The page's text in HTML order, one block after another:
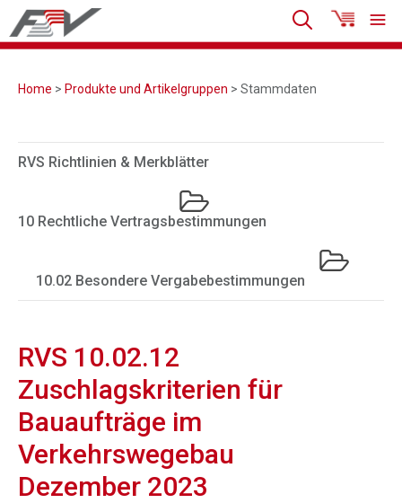
Home > Produkte und Artikelgruppen > Stammdaten
RVS Richtlinien & Merkblätter
10 Rechtliche Vertragsbestimmungen
10.02 Besondere Vergabebestimmungen
RVS 10.02.12
Zuschlagskriterien für
Bauaufträge im
Verkehrswegebau
Dezember 2023